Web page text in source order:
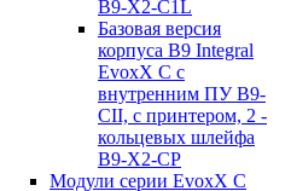
B9-X2-C1L
Базовая версия
корпуса B9 Integral
EvoxX C с
внутренним ПУ B9-
CII, с принтером, 2 -
кольцевых шлейфа
B9-X2-CP
Модули серии EvoxX C